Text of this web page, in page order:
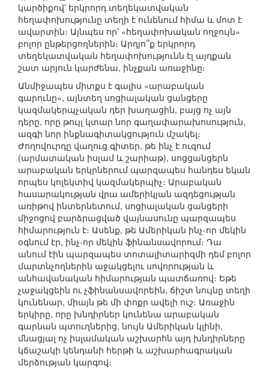
կարծիքով՝ երկրորդ տեղեկատվական
հեղափոխությունը տեղի է ունենում հիմա և մոտ է
ավարտին։ Այնպես որ՝ «հեղափոխական ողջույն»
բոլոր ընթերցողներին։ Արդյո՞ք երկրորդ
տեղեկատվական հեղափոխությունն էլ այդքան
շատ արյուն կարժենա, ինչքան առաջինը։
Անմիջապես միտքս է գալիս «արաբական
գարունը», այնտեղ սոցիալական ցանցերը
կազմակերպչական դեր խաղացին, բայց ոչ այն
դերը, որը թույլ կտար նոր գաղափարախոսություն,
ազգի նոր ինքնագիտակցություն մշակել։
Ժողովուրդը վաղուց գիտեր, թե ինչ է ուզում
(արմատական իսլամ և շարիաթ), սոցցանցերն
արաբական երկրներում պարզապես հանդես եկան
որպես կոլեկտիվ կազմակերպիչ։ Արաբական
հասարակության վրա ամերիկյան ազդեցության
առիթով ինտերնետում, սոցիալական ցանցերի
միջոցով բարձրացված վայնասունը պարզապես
հիմարություն է։ Ասենք, թե Ամերիկան ինչ-որ մեկին
օգնում էր, ինչ-որ մեկին ֆինանսավորում։ Դա
անում էին պարզապես տոտալիտարիզմի դեմ բոլոր
մարտնչողներին աջակցելու սովորության և
անհավանական հիմարության պատճառով։ Եթե
չաջակցեին ու չֆինանսավորեին, ճիշտ նույնը տեղի
կունենար, միայն թե մի փոքր ավելի ուշ։ Առաջին
երկիրը, որը խնդիրներ կունենա արաբական
գարնան պտուղներից, նույն Ամերիկան կլինի,
մնացյալ ոչ իսլամական աշխարհն այդ խնդիրները
կճաշակի կենդանի հերթի և աշխարհագրական
մերձության կարգով։